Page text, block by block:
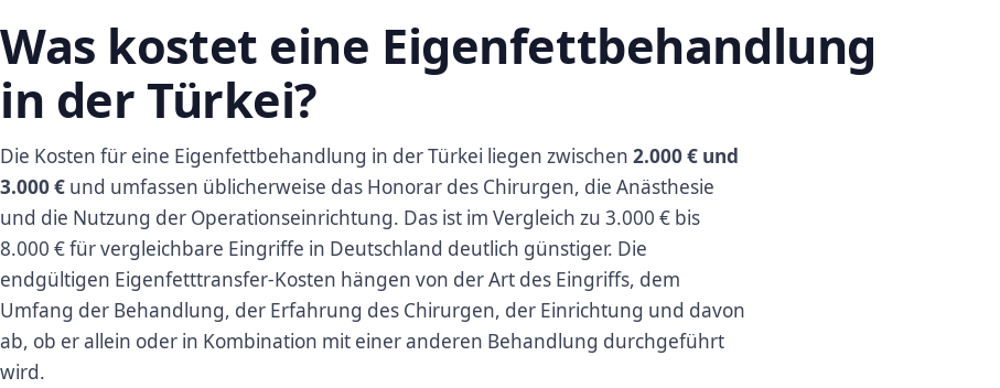
Was kostet eine Eigenfettbehandlung
in der Türkei?
Die Kosten für eine Eigenfettbehandlung in der Türkei liegen zwischen 2.000 € und
3.000 € und umfassen üblicherweise das Honorar des Chirurgen, die Anästhesie
und die Nutzung der Operationseinrichtung. Das ist im Vergleich zu 3.000 € bis
8.000 € für vergleichbare Eingriffe in Deutschland deutlich günstiger. Die
endgültigen Eigenfetttransfer-Kosten hängen von der Art des Eingriffs, dem
Umfang der Behandlung, der Erfahrung des Chirurgen, der Einrichtung und davon
ab, ob er allein oder in Kombination mit einer anderen Behandlung durchgeführt
wird.